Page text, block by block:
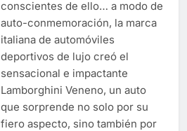
conscientes de ello… a modo de
auto-conmemoración, la marca
italiana de automóviles
deportivos de lujo creó el
sensacional e impactante
Lamborghini Veneno, un auto
que sorprende no solo por su
fiero aspecto, sino también por